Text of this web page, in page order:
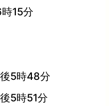
15分
5時48分
5時51分